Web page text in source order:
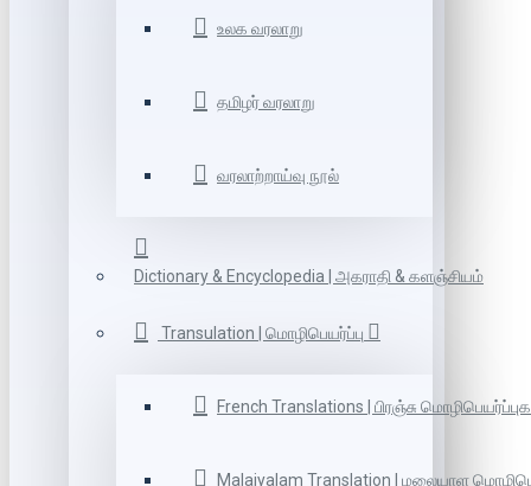
உலக வரலாறு
தமிழர் வரலாறு
வரலாற்றாய்வு நூல்
Dictionary & Encyclopedia | அகராதி & களஞ்சியம்
Transulation | மொழிபெயர்ப்பு
French Translations | பிரஞ்சு
Malaiyalam Translation | மலையாள